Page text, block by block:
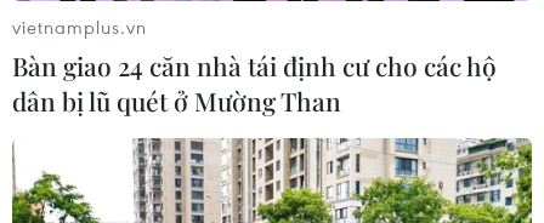
thị
31/07/2026 01:45
doanh nghiệp đầu tư nhà ở công
nhân
vietnamplus.vn
Bàn giao 24 căn nhà tái định cư cho các hộ
dân bị lũ quét ở Mường Than